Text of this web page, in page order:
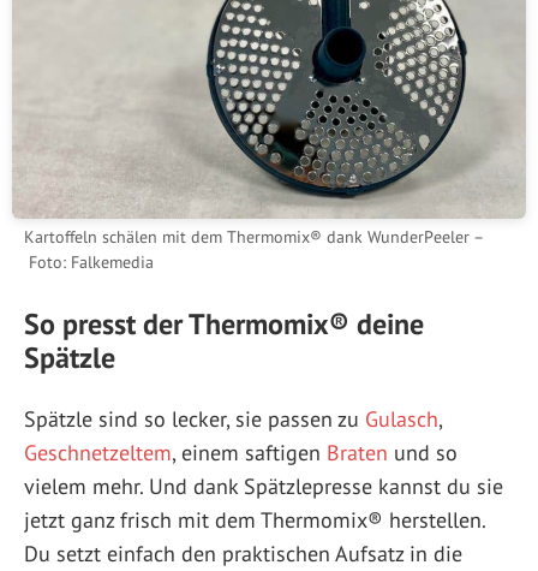
Kartoffeln schälen mit dem Thermomix® dank WunderPeeler –
Foto: Falkemedia
So presst der Thermomix® deine
Spätzle
Spätzle sind so lecker, sie passen zu Gulasch,
Geschnetzeltem, einem saftigen Braten und so
vielem mehr. Und dank Spätzlepresse kannst du sie
jetzt ganz frisch mit dem Thermomix® herstellen.
Du setzt einfach den praktischen Aufsatz in die